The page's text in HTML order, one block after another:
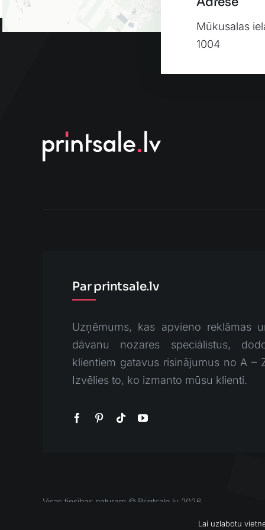
Mūkusalas
1004
Par printsale.lv
Uzņēmums, kas apvieno reklāmas
dāvanu nozares speciālistus,
klientiem gatavus risinājumus no A –
Izvēlies to, ko izmanto mūsu klienti.
Visas tiesības paturam © Printsale.lv 2026
Lai uzlabotu